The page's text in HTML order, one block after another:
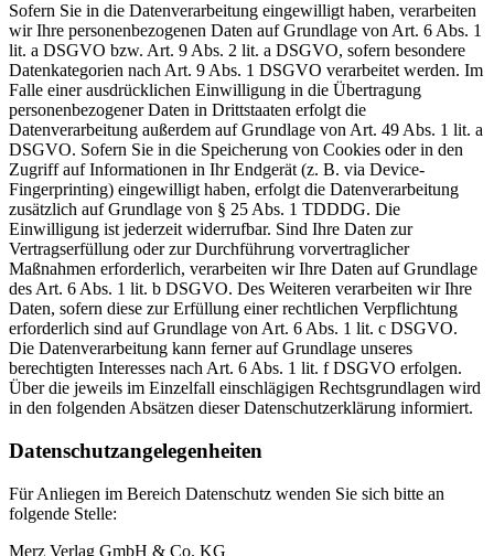
Sofern Sie in die Datenverarbeitung eingewilligt haben, verarbeiten
wir Ihre personenbezogenen Daten auf Grundlage von Art. 6 Abs. 1
lit. a DSGVO bzw. Art. 9 Abs. 2 lit. a DSGVO, sofern besondere
Datenkategorien nach Art. 9 Abs. 1 DSGVO verarbeitet werden. Im
Falle einer ausdrücklichen Einwilligung in die Übertragung
personenbezogener Daten in Drittstaaten erfolgt die
Datenverarbeitung außerdem auf Grundlage von Art. 49 Abs. 1 lit. a
DSGVO. Sofern Sie in die Speicherung von Cookies oder in den
Zugriff auf Informationen in Ihr Endgerät (z. B. via Device-
Fingerprinting) eingewilligt haben, erfolgt die Datenverarbeitung
zusätzlich auf Grundlage von § 25 Abs. 1 TDDDG. Die
Einwilligung ist jederzeit widerrufbar. Sind Ihre Daten zur
Vertragserfüllung oder zur Durchführung vorvertraglicher
Maßnahmen erforderlich, verarbeiten wir Ihre Daten auf Grundlage
des Art. 6 Abs. 1 lit. b DSGVO. Des Weiteren verarbeiten wir Ihre
Daten, sofern diese zur Erfüllung einer rechtlichen Verpflichtung
erforderlich sind auf Grundlage von Art. 6 Abs. 1 lit. c DSGVO.
Die Datenverarbeitung kann ferner auf Grundlage unseres
berechtigten Interesses nach Art. 6 Abs. 1 lit. f DSGVO erfolgen.
Über die jeweils im Einzelfall einschlägigen Rechtsgrundlagen wird
in den folgenden Absätzen dieser Datenschutzerklärung informiert.
Datenschutz­angelegenheiten
Für Anliegen im Bereich Datenschutz wenden Sie sich bitte an
folgende Stelle:
Merz Verlag GmbH & Co. KG